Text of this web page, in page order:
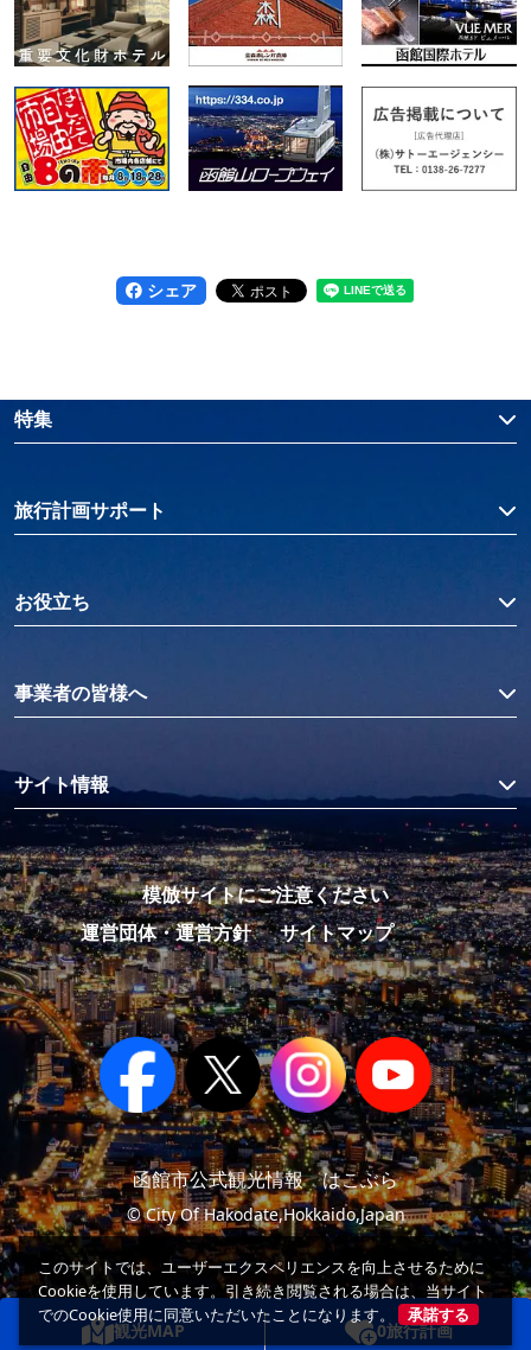
シェア
観光MAP 0旅行計画
特集
旅行計画サポート
お役立ち
事業者の皆様へ
サイト情報
模倣サイトにご注意ください
運営団体・運営方針
サイトマップ
函館市公式観光情報 はこぶら
© City Of Hakodate,Hokkaido,Japan
このサイトでは、ユーザーエクスペリエンスを向上させるために
Cookieを使用しています。引き続き閲覧される場合は、当サイト
でのCookie使用に同意いただいたことになります。
承諾する